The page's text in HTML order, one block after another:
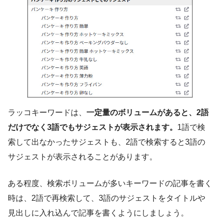
ラッコキーワードは、 一定量のボリュームがあると、2語
だけでなく3語でもサジェストが表示されます。 1語で検
索して出なかったサジェストも、2語で検索すると3語の
サジェストが表示されることがあります。
ある程度、検索ボリュームが多いキーワードの記事を書く
時は、2語で再検索して、3語のサジェストをタイトルや
見出しに入れ込んで記事を書くようにしましょう。